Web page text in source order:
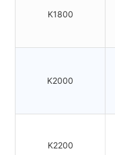
K1800
K2000
K2200